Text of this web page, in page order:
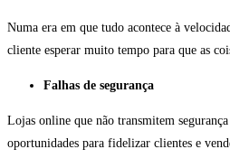
Numa era em que tudo acontece à
cliente esperar muito tempo para que as
Falhas de segurança
Lojas online que não transmitem
oportunidades para fidelizar clientes e